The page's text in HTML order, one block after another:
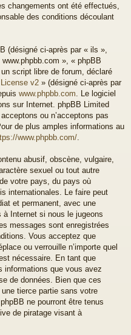
changements ont été effectués,
des conditions découlant
(désigné ci-après par « ils »,
», « phpBB
script libre de forum, déclaré
v2 » (désigné ci-après par
www.phpbb.com . Le logiciel
sur Internet. phpBB Limited
ou n’acceptons pas
de plus amples informations au
www.phpbb.com/
abusif, obscène, vulgaire,
sexuel ou tout autre
votre pays, du pays où
internationales. Le faire peut
et permanent, avec une
à Internet si nous le jugeons
messages sont enregistrées
Vous acceptez que
ou verrouille n’importe quel
nécessaire. En tant que
informations que vous avez
de données. Bien que ces
tierce partie sans votre
ne pourront être tenus
de piratage visant à